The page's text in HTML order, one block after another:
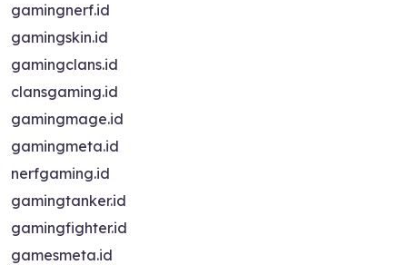
gamingnerf.id
gamingskin.id
gamingclans.id
clansgaming.id
gamingmage.id
gamingmeta.id
nerfgaming.id
gamingtanker.id
gamingfighter.id
gamesmeta.id